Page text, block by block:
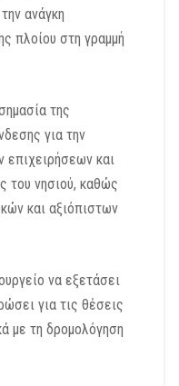
ανάγκη
πλοίου στη γραμμή
της
για την
επιχειρήσεων και
του νησιού, καθώς
και αξιόπιστων
να εξετάσει
για τις θέσεις
με τη δρομολόγηση